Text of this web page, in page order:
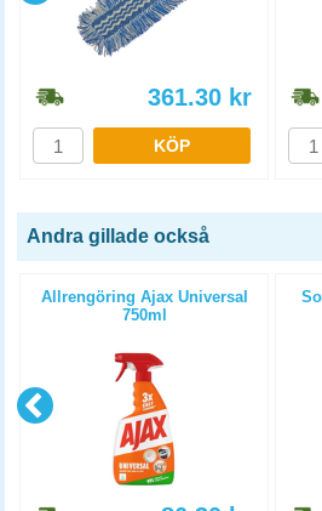
361.30 kr
KÖP
Andra gillade också
Allrengöring Ajax Universal
750ml